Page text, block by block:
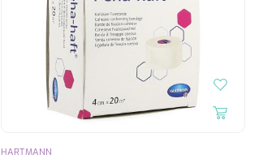
HARTMANN